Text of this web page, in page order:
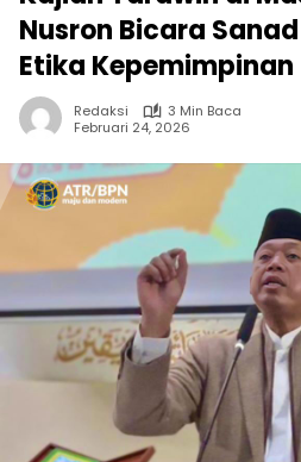
Nusron Bicara
Etika Kepemimpinan
Redaksi
3 Min Baca
Februari 24, 2026